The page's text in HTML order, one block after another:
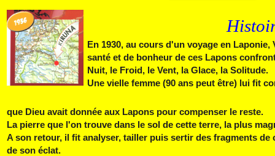
En 1930, au cours d'un voyage en
santé et de bonheur de ces Lapons
Nuit, le Froid, le Vent, la Glace, la Sol
Une vielle femme (90 ans peut être) lui fit
que Dieu avait donnée aux Lapons pour compenser le reste.
La pierre que l'on trouve dans le sol de cette terre, la plus
A son retour, il fit analyser, tailler puis sertir des fragments
de son éclat.